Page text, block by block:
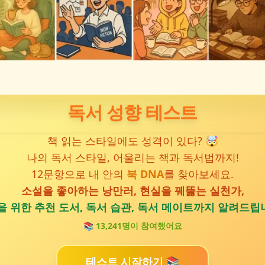
독서 성향 테스트
책 읽는 스타일에도 성격이 있다? 🤯
나의 독서 스타일, 어울리는 책과 독서법까지!
12문항으로 내 안의 북 DNA를 찾아보세요.
소설을 좋아하는 낭만러, 현실을 꿰뚫는 실천가,
위한 추천 도서, 독서 습관, 독서 메이트까지 알려드
📚 13,241명이 참여했어요
테스트 시작하기 📚